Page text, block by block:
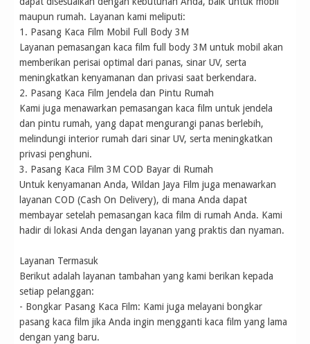
maupun rumah. Layanan kami meliputi:
1. Pasang Kaca Film Mobil Full Body 3M
Layanan pemasangan kaca film full body 3M untuk mobil akan
memberikan perisai optimal dari panas, sinar UV, serta
meningkatkan kenyamanan dan privasi saat berkendara.
2. Pasang Kaca Film Jendela dan Pintu Rumah
Kami juga menawarkan pemasangan kaca film untuk jendela
dan pintu rumah, yang dapat mengurangi panas berlebih,
melindungi interior rumah dari sinar UV, serta meningkatkan
privasi penghuni.
3. Pasang Kaca Film 3M COD Bayar di Rumah
Untuk kenyamanan Anda, Wildan Jaya Film juga menawarkan
layanan COD (Cash On Delivery), di mana Anda dapat
membayar setelah pemasangan kaca film di rumah Anda. Kami
hadir di lokasi Anda dengan layanan yang praktis dan nyaman.
Layanan Termasuk
Berikut adalah layanan tambahan yang kami berikan kepada
setiap pelanggan:
- Bongkar Pasang Kaca Film: Kami juga melayani bongkar
pasang kaca film jika Anda ingin mengganti kaca film yang lama
dengan yang baru.